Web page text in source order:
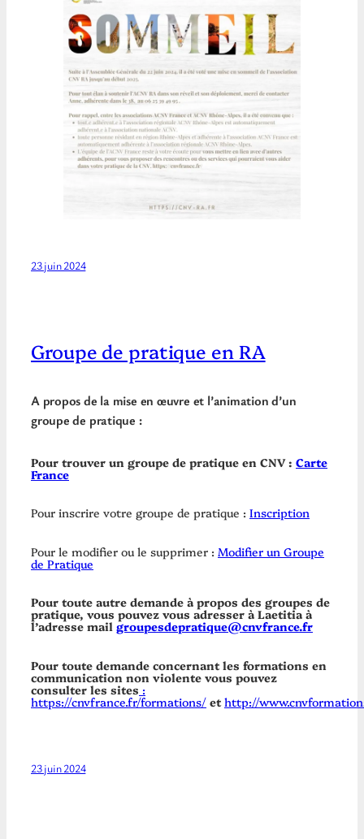
23 juin 2024
Groupe de pratique en RA
A propos de la mise en œuvre et l’animation d’un
groupe de pratique :
Pour trouver un groupe de pratique en CNV : Carte
France
Pour inscrire votre groupe de pratique : Inscription
Pour le modifier ou le supprimer : Modifier un Groupe
de Pratique
Pour toute autre demande à propos des groupes de
pratique, vous pouvez vous adresser à Laetitia à
l’adresse mail groupesdepratique@cnvfrance.fr
Pour toute demande concernant les formations en
communication non violente vous pouvez
consulter les sites :
https://cnvfrance.fr/formations/ ethttp://
23 juin 2024